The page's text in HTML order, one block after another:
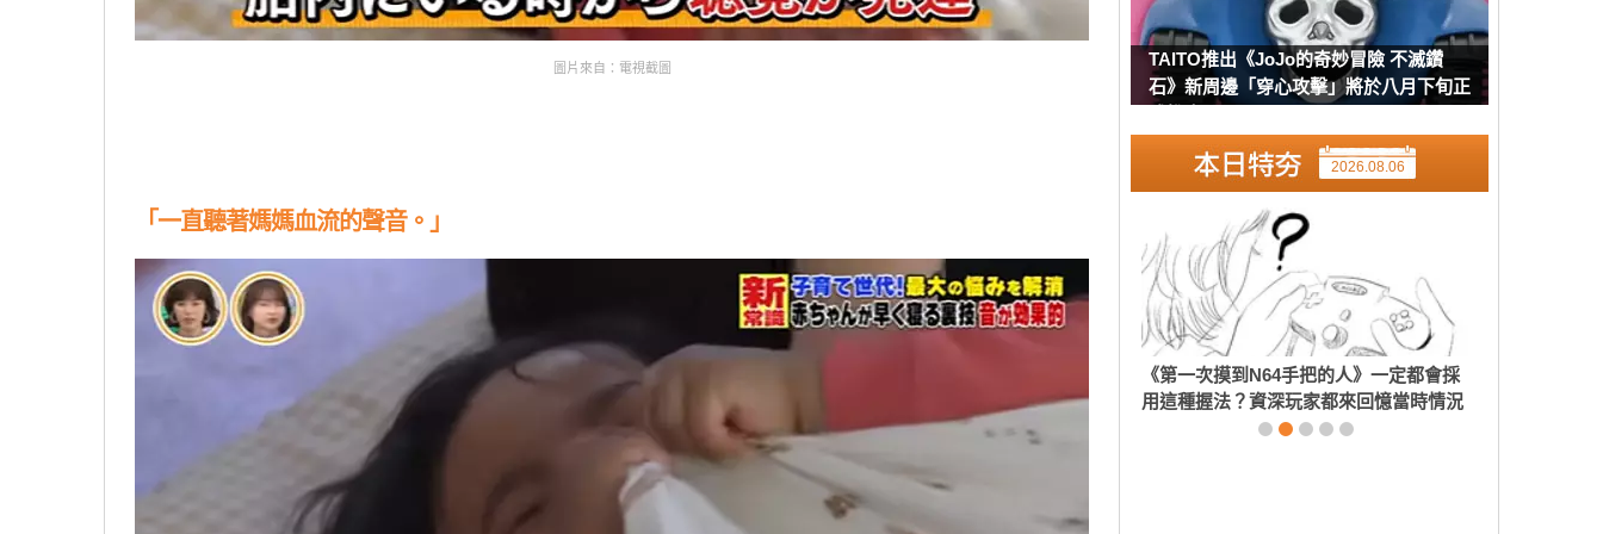
圖片來自：電視截圖
「一直聽著媽媽血流的聲音。」
TAITO推出《JoJo的奇妙冒險 不滅鑽
石》新周邊「穿心攻擊」將於八月下旬正
2026.08.06